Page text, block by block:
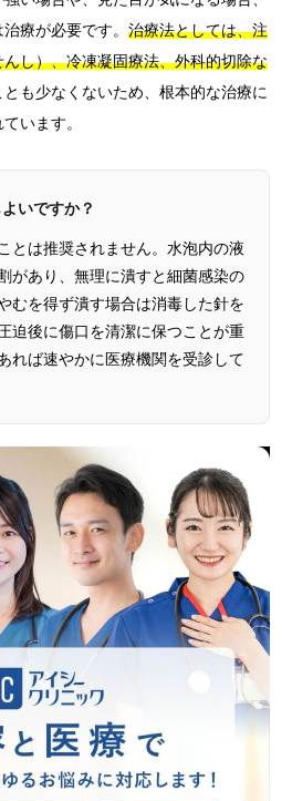
療が必要です。 治療法としては、注
し）、冷凍凝固療法、外科的切除な
も少なくないため、根本的な治療に
います。
いですか？
とは推奨されません。水泡内の液
があり、無理に潰すと細菌感染の
むを得ず潰す場合は消毒した針を
迫後に傷口を清潔に保つことが重
れば速やかに医療機関を受診して